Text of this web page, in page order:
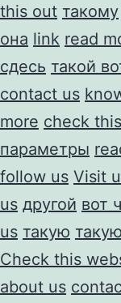
this out такому
она link read
сдесь такой
contact us
more check
параметры
follow us Visit
us другой вот
us такую такую
Check this
about us